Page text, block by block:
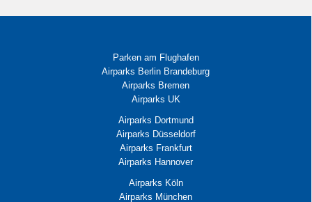
Parken am Flughafen
Airparks Berlin Brandeburg
Airparks Bremen
Airparks UK
Airparks Dortmund
Airparks Düsseldorf
Airparks Frankfurt
Airparks Hannover
Airparks Köln
Airparks München